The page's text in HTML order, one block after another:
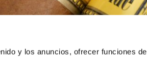
y los anuncios, ofrecer funciones de